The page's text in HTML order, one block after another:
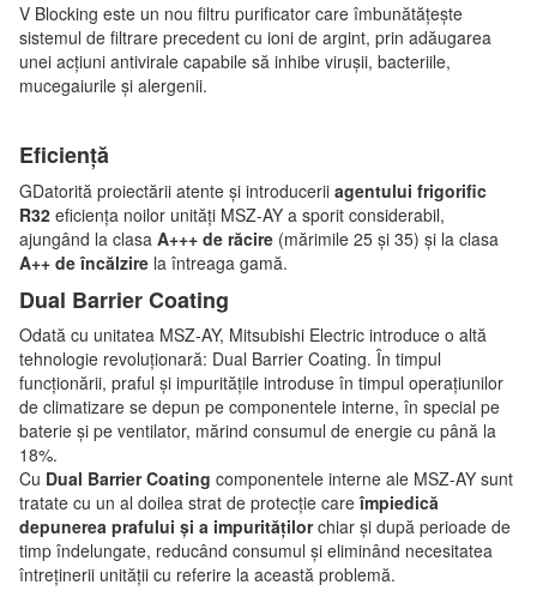
V Blocking este un nou filtru purificator care îmbunătățește
sistemul de filtrare precedent cu ioni de argint, prin adăugarea
unei acțiuni antivirale capabile să inhibe virușii, bacteriile,
mucegaiurile și alergenii.
Eficiență
GDatorită proiectării atente și introducerii agentului frigorific
R32 eficiența noilor unități MSZ-AY a sporit considerabil,
ajungând la clasa A+++ de răcire (mărimile 25 și 35) și la clasa
A++ de încălzire la întreaga gamă.
Dual Barrier Coating
Odată cu unitatea MSZ-AY, Mitsubishi Electric introduce o altă
tehnologie revoluționară: Dual Barrier Coating. În timpul
funcționării, praful și impuritățile introduse în timpul operațiunilor
de climatizare se depun pe componentele interne, în special pe
baterie și pe ventilator, mărind consumul de energie cu până la
18%.
Cu Dual Barrier Coating componentele interne ale MSZ-AY sunt
tratate cu un al doilea strat de protecție careîmpiedică
depunerea prafului și a impuritățilorchiar și după perioade de
timp îndelungate, reducând consumul și eliminând necesitatea
întreținerii unității cu referire la această problemă.